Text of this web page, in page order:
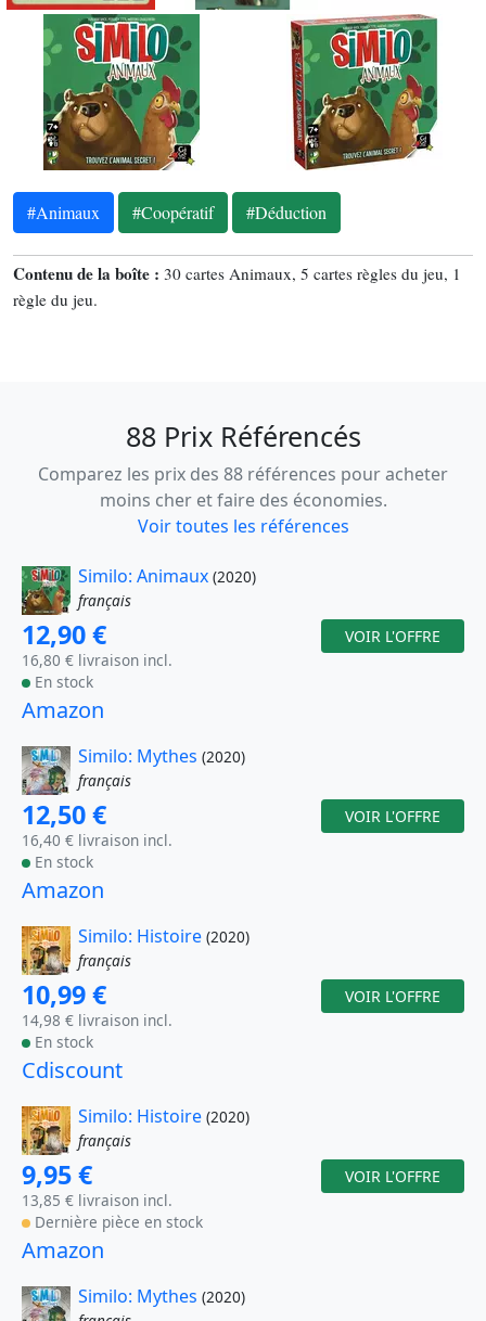
#Animaux #Coopératif #Déduction
Contenu de la boîte : 30 cartes Animaux, 5 cartes règles du jeu, 1
règle du jeu.
88 Prix Référencés
Comparez les prix des 88 références pour acheter
moins cher et faire des économies.
Voir toutes les références
Similo: Animaux (2020)
français
12,90 €
16,80 € livraison incl.
En stock
VOIR L'OFFRE
Amazon
Similo: Mythes (2020)
français
12,50 €
16,40 € livraison incl.
En stock
VOIR L'OFFRE
Amazon
Similo: Histoire (2020)
français
10,99 €
14,98 € livraison incl.
En stock
VOIR L'OFFRE
Cdiscount
Similo: Histoire (2020)
français
9,95 €
13,85 € livraison incl.
Dernière pièce en stock
VOIR L'OFFRE
Amazon
Similo: Mythes (2020)